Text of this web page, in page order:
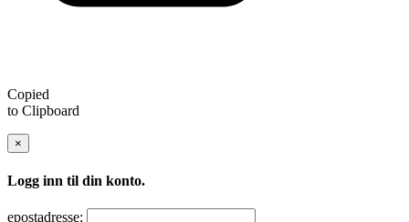
Copied
to Clipboard
×
Logg inn til din konto.
epostadresse: